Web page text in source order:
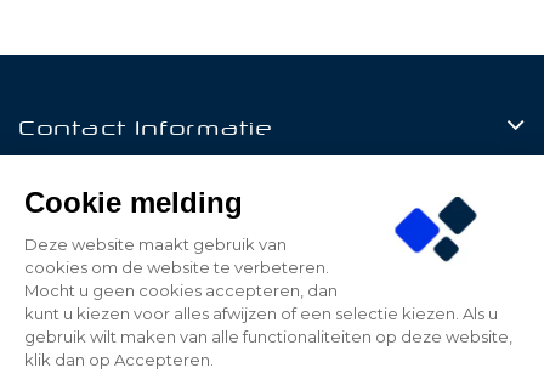
Contact Informatie
Mijn Account
Cookie melding
Deze website maakt gebruik van
cookies om de website te verbeteren.
Mocht u geen cookies accepteren, dan
kunt u kiezen voor alles afwijzen of een selectie kiezen. Als u
gebruik wilt maken van alle functionaliteiten op deze website,
klik dan op Accepteren.